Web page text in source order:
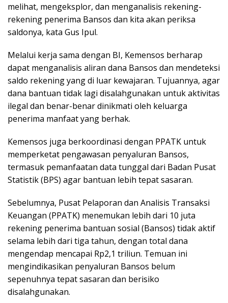
melihat, mengeksplor, dan menganalisis rekening-
rekening penerima Bansos dan kita akan periksa
saldonya, kata Gus Ipul.
Melalui kerja sama dengan BI, Kemensos berharap
dapat menganalisis aliran dana Bansos dan mendeteksi
saldo rekening yang di luar kewajaran. Tujuannya, agar
dana bantuan tidak lagi disalahgunakan untuk aktivitas
ilegal dan benar-benar dinikmati oleh keluarga
penerima manfaat yang berhak.
Kemensos juga berkoordinasi dengan PPATK untuk
memperketat pengawasan penyaluran Bansos,
termasuk pemanfaatan data tunggal dari Badan Pusat
Statistik (BPS) agar bantuan lebih tepat sasaran.
Sebelumnya, Pusat Pelaporan dan Analisis Transaksi
Keuangan (PPATK) menemukan lebih dari 10 juta
rekening penerima bantuan sosial (Bansos) tidak aktif
selama lebih dari tiga tahun, dengan total dana
mengendap mencapai Rp2,1 triliun. Temuan ini
mengindikasikan penyaluran Bansos belum
sepenuhnya tepat sasaran dan berisiko
disalahgunakan.